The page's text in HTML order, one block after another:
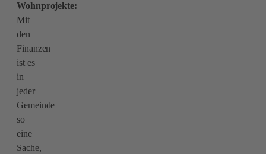
Wohnprojekte:
Mit
den
Finanzen
ist es
in
jeder
Gemeinde
so
eine
Sache,